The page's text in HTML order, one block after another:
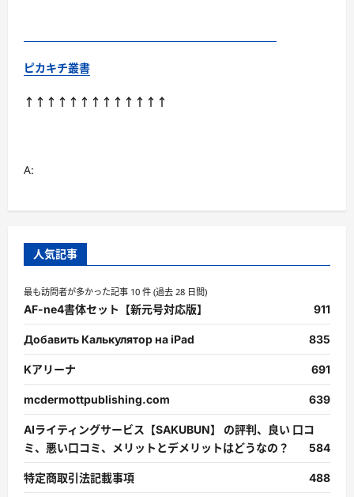
ピカキチ叢書
↑↑↑↑↑↑↑↑↑↑↑↑↑
A:
人気記事
最も訪問者が多かった記事 10 件 (過去 28 日間)
AF-ne4書体セット【新元号対応版】 911
Добавить Калькулятор на iPad 835
Kアリーナ 691
mcdermottpublishing.com 639
AIライティングサービス【SAKUBUN】 の評判、良い 口コ
ミ、悪い口コミ、メリットとデメリットはどうなの？
584
特定商取引法記載事項 488